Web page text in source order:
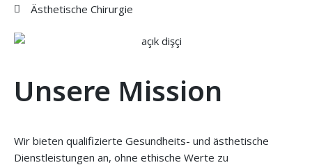
Ästhetische Chirurgie
Unsere Mission
Wir bieten qualifizierte Gesundheits- und ästhetische
Dienstleistungen an, ohne ethische Werte zu